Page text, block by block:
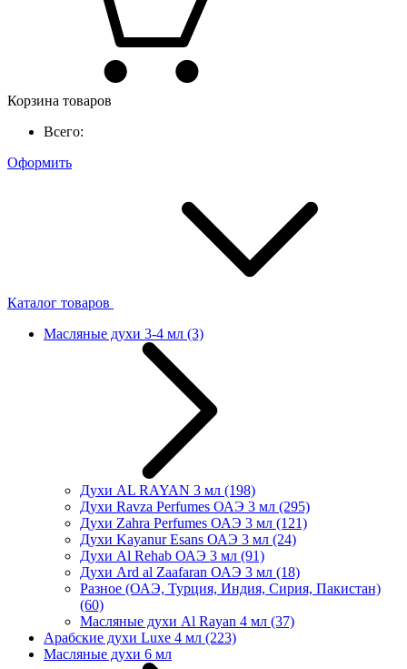
Корзина товаров
Всего:
Оформить
Каталог товаров
Масляные духи 3-4 мл (3)
Духи AL RAYAN 3 мл (198)
Духи Ravza Perfumes ОАЭ 3 мл (295)
Духи Zahra Perfumes ОАЭ 3 мл (121)
Духи Kayanur Esans ОАЭ 3 мл (24)
Духи Al Rehab ОАЭ 3 мл (91)
Духи Ard al Zaafaran ОАЭ 3 мл (18)
Разное (ОАЭ, Турция, Индия, Сирия, Пакистан)
(60)
Масляные духи Al Rayan 4 мл (37)
Арабские духи Luxe 4 мл (223)
Масляные духи 6 мл